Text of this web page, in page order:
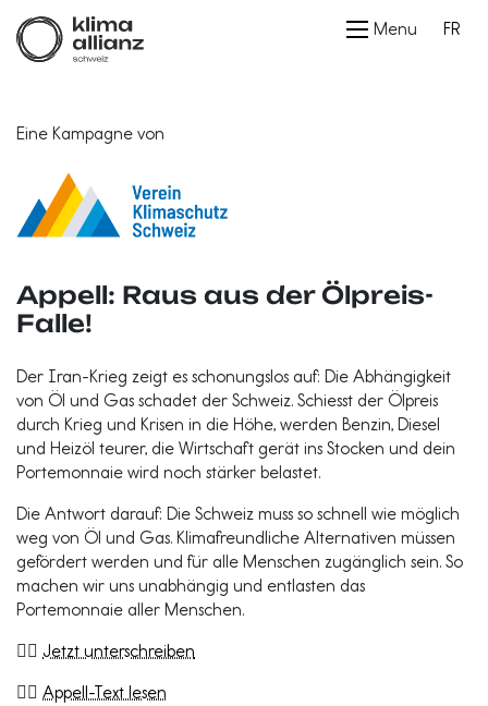
Menu FR
Eine Kampagne von
Appell: Raus aus der Ölpreis-
Falle!
Der Iran-Krieg zeigt es schonungslos auf: Die Abhängigkeit
von Öl und Gas schadet der Schweiz. Schiesst der Ölpreis
durch Krieg und Krisen in die Höhe, werden Benzin, Diesel
und Heizöl teurer, die Wirtschaft gerät ins Stocken und dein
Portemonnaie wird noch stärker belastet.
Die Antwort darauf: Die Schweiz muss so schnell wie möglich
weg von Öl und Gas. Klimafreundliche Alternativen müssen
gefördert werden und für alle Menschen zugänglich sein. So
machen wir uns unabhängig und entlasten das
Portemonnaie aller Menschen.
👉🏻 Jetzt unterschreiben
👉🏻 Appell-Text lesen